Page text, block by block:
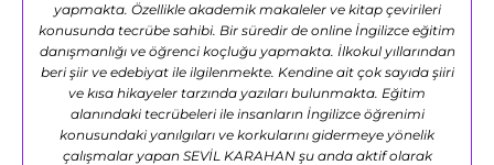
yapmakta. Özellikle akademik makaleler ve kitap çevirileri
konusunda tecrübe sahibi. Bir süredir de online İngilizce eğitim
danışmanlığı ve öğrenci koçluğu yapmakta. İlkokul yıllarından
beri şiir ve edebiyat ile ilgilenmekte. Kendine ait çok sayıda şiiri
ve kısa hikayeler tarzında yazıları bulunmakta. Eğitim
alanındaki tecrübeleri ile insanların İngilizce öğrenimi
konusundaki yanılgıları ve korkularını gidermeye yönelik
çalışmalar yapan SEVİL KARAHAN şu anda aktif olarak